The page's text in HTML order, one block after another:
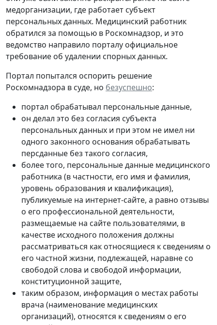
медорганизации, где работает субъект
персональных данных. Медицинский работник
обратился за помощью в Роскомнадзор, и это
ведомство направило порталу официальное
требование об удалении спорных данных.
Портал попытался оспорить решение
Роскомнадзора в суде, но безуспешно:
портал обрабатывал персональные данные,
он делал это без согласия субъекта
персональных данных и при этом не имел ни
одного законного основания обрабатывать
персданные без такого согласия,
более того, персональные данные медицинского
работника (в частности, его имя и фамилия,
уровень образования и квалификация),
публикуемые на интернет-сайте, а равно отзывы
о его профессиональной деятельности,
размещаемые на сайте пользователями, в
качестве исходного положения должны
рассматриваться как относящиеся к сведениям о
его частной жизни, подлежащей, наравне со
свободой слова и свободой информации,
конституционной защите,
таким образом, информация о местах работы
врача (наименование медицинских
организаций), относятся к сведениям о его